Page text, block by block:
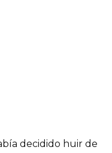
decidido huir de